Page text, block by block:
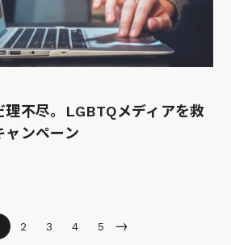
理不尽。LGBTQメディアを救
ャンペーン
2 3 4 5 →